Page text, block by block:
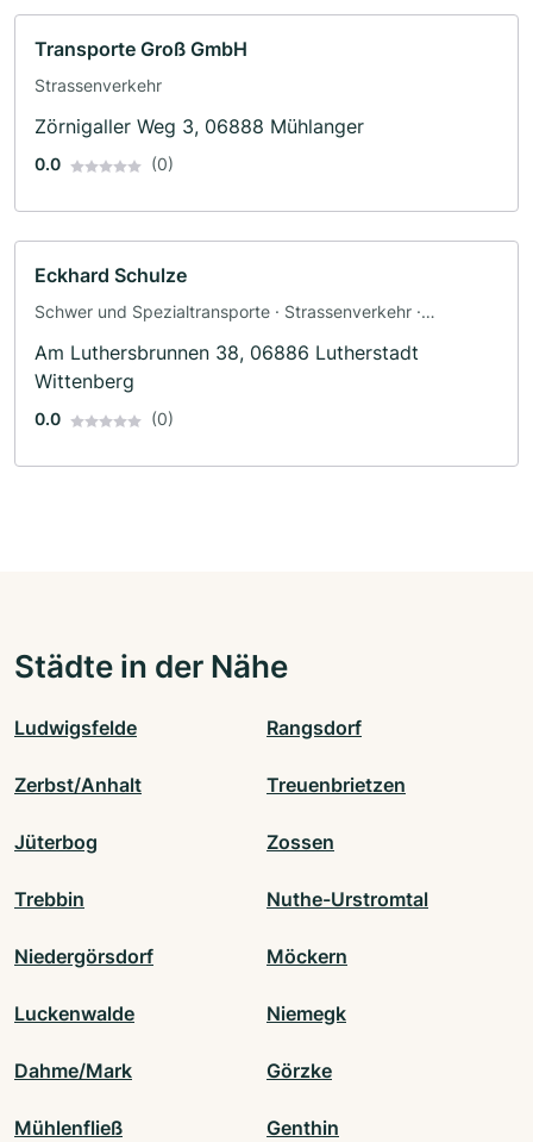
Transporte Groß GmbH
Strassenverkehr
Zörnigaller Weg 3, 06888 Mühlanger
0.0 (0)
Eckhard Schulze
Schwer und Spezialtransporte · Strassenverkehr ·
Am Luthersbrunnen 38, 06886 Lutherstadt
Wittenberg
0.0 (0)
Städte in der Nähe
Ludwigsfelde Rangsdorf
Zerbst/Anhalt Treuenbrietzen
Jüterbog Zossen
Trebbin Nuthe-Urstromtal
Niedergörsdorf Möckern
Luckenwalde Niemegk
Dahme/Mark Görzke
Mühlenfließ Genthin